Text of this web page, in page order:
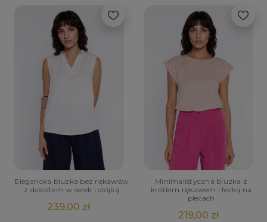
Elegancka bluzka bez rękawów
z dekoltem w serek i stójką
239,00 zł
Minimalistyczna bluzka z
krótkim rękawem i łezką na
plecach
219,00 zł